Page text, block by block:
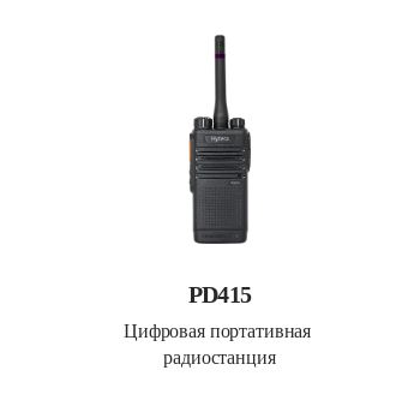
PD415
Цифровая портативная
радиостанция